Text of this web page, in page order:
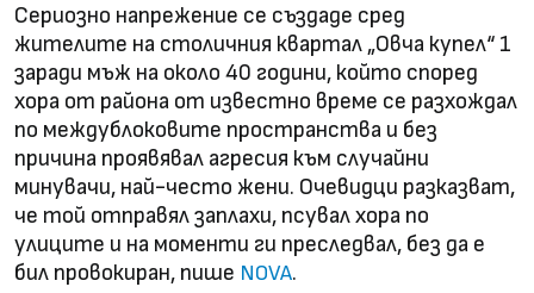
Сериозно напрежение се създаде сред
жителите на столичния квартал „Овча купел“ 1
заради мъж на около 40 години, който според
хора от района от известно време се разхождал
по междублоковите пространства и без
причина проявявал агресия към случайни
минувачи, най-често жени. Очевидци разказват,
че той отправял заплахи, псувал хора по
улиците и на моменти ги преследвал, без да е
бил провокиран, пише NOVA.